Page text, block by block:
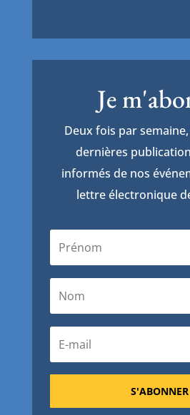
Je
Deux fois par
dernières
informés de nos
lettre électronique
S'ABONNER